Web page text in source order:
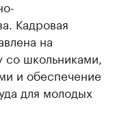
Кадровая
на
школьниками,
и обеспечение
для молодых